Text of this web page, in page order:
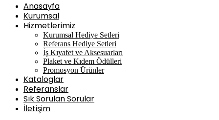
Anasayfa
Kurumsal
Hizmetlerimiz
Kurumsal Hediye Setleri
Referans Hediye Setleri
İş Kıyafet ve Aksesuarları
Plaket ve Kıdem Ödülleri
Promosyon Ürünler
Kataloglar
Referanslar
Sık Sorulan Sorular
İletişim